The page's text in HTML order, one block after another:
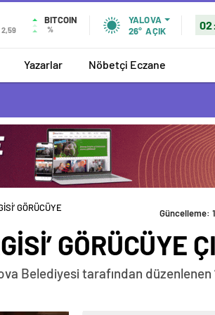
2,59
BITCOIN
%
YALOVA
26° AÇIK
Yazarlar Nöbetçi Eczane
GÖRÜCÜYE
Güncelleme:
GÖRÜCÜYE
Belediyesi tarafından düzenlenen